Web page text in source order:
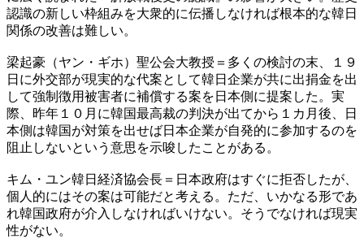
認識の新しい枠組みを大衆的に伝播しなければ根本的な韓日
関係の改善は難しい。
梁起豪（ヤン・ギホ）聖公会大教授＝多くの検討の末、１９
日に外交部が現実的な代案として韓日企業が共に出捐金を出
して強制徴用被害者に補償する案を日本側に提案した。実
際、昨年１０月に韓国最高裁の判決が出てから１カ月後、日
本側は韓国が対策を出せば日本企業が自発的に参加するのを
阻止しないという意思を示唆したことがある。
キム・ユン韓日経済協会長＝日本政府はすぐに拒否したが、
個人的にはその案は可能だと考える。ただ、いかなる形であ
れ韓国政府が介入しなければいけない。そうでなければ現実
性がない。